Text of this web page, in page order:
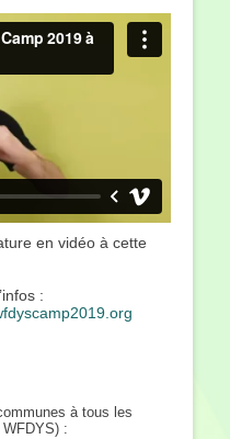
en vidéo à cette
:
à tous les
: